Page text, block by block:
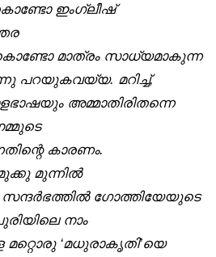
ഇംഗ്ലീഷ്
മാത്രം സാധ്യമാകുന്ന
പറയുകവയ്യ. മറിച്ച്,
അമ്മാതിരിതന്നെ
കാരണം.
മുന്നിൽ
സന്ദർഭത്തിൽ ഗോത്തിയേയുടെ
നാം
മറ്റൊരു ‘മധുരാകൃതി’യെ